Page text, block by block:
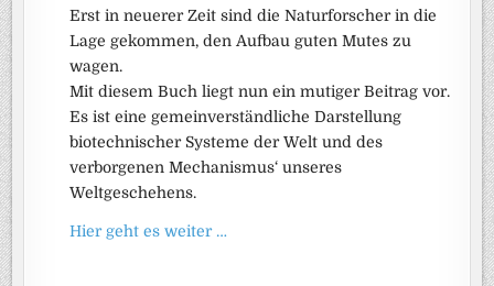
Erst in neuerer Zeit sind die Naturforscher in die
Lage gekommen, den Aufbau guten Mutes zu
wagen.
Mit diesem Buch liegt nun ein mutiger Beitrag vor.
Es ist eine gemeinverständliche Darstellung
biotechnischer Systeme der Welt und des
verborgenen Mechanismus‘ unseres
Weltgeschehens.
Hier geht es weiter …